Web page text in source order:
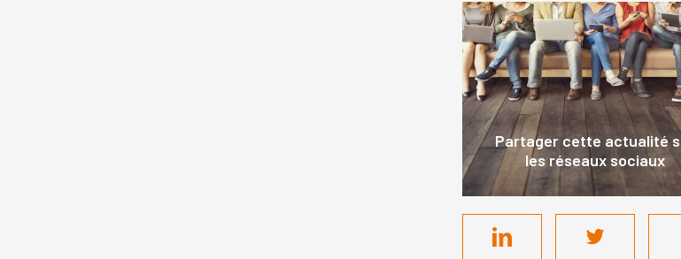
Partager cette actualité
les réseaux sociaux